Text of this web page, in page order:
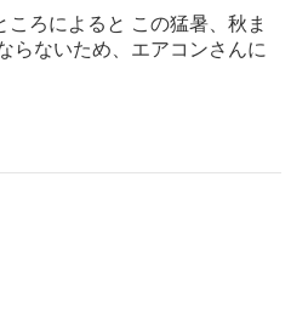
ろによると この猛暑、秋ま
らないため、エアコンさんに